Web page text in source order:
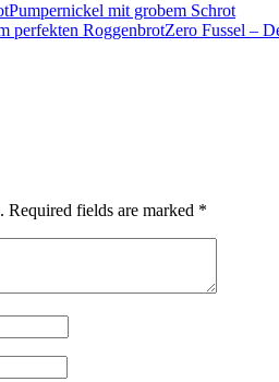
Pumpernickel mit grobem Schrot
Zero Fussel –
Required fields are marked *